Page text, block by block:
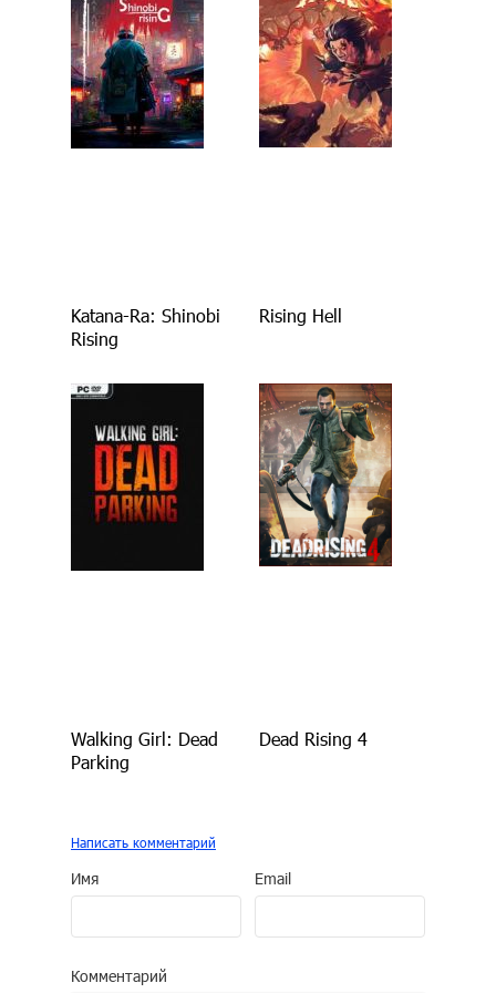
Katana-Ra: Shinobi
Rising
Rising Hell
Walking Girl: Dead
Parking
Dead Rising 4
Написать комментарий
Имя Email
Комментарий